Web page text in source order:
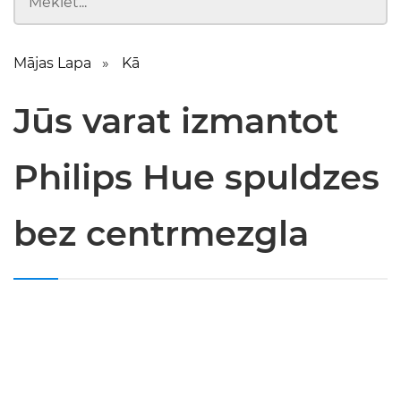
Mājas Lapa Kā
Jūs varat izmantot
Philips Hue spuldzes
bez centrmezgla